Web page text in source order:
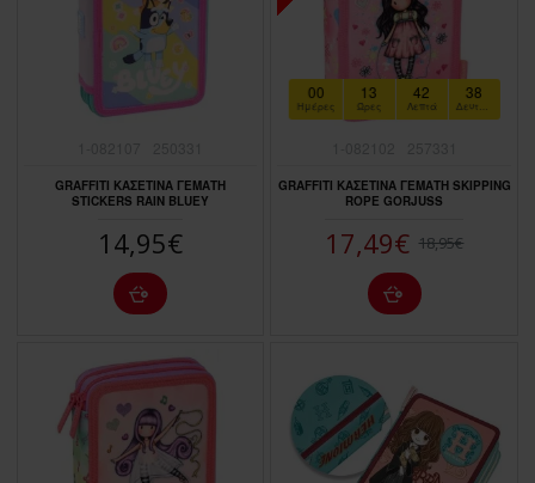
GRAFFITI ΚΑΣΕΤΙΝΑ ΓΕΜΑΤΗ
STICKERS RAIN BLUEY
14,95€
00
Ημέρες
13
Ώρες
42
Λεπτά
37
Δευτερόλεπτα
GRAFFITI ΚΑΣΕΤΙΝΑ ΓΕΜΑΤΗ SKIPPING
ROPE GORJUSS
17,49€ 18,95€